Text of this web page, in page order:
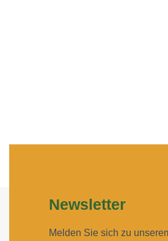
Newsletter
Melden Sie sich zu